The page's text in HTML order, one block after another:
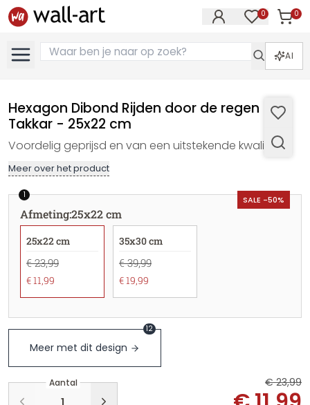
0 0
AI
Hexagon Dibond Rijden door de regen -
Takkar - 25x22 cm
Voordelig geprijsd en van een uitstekende kwaliteit
Meer over het product
SALE -50%
1
Afmeting:25x22 cm
25x22 cm
€ 23,99
€ 11,99
35x30 cm
€ 39,99
€ 19,99
Meer met dit design
12
Aantal € 23,99